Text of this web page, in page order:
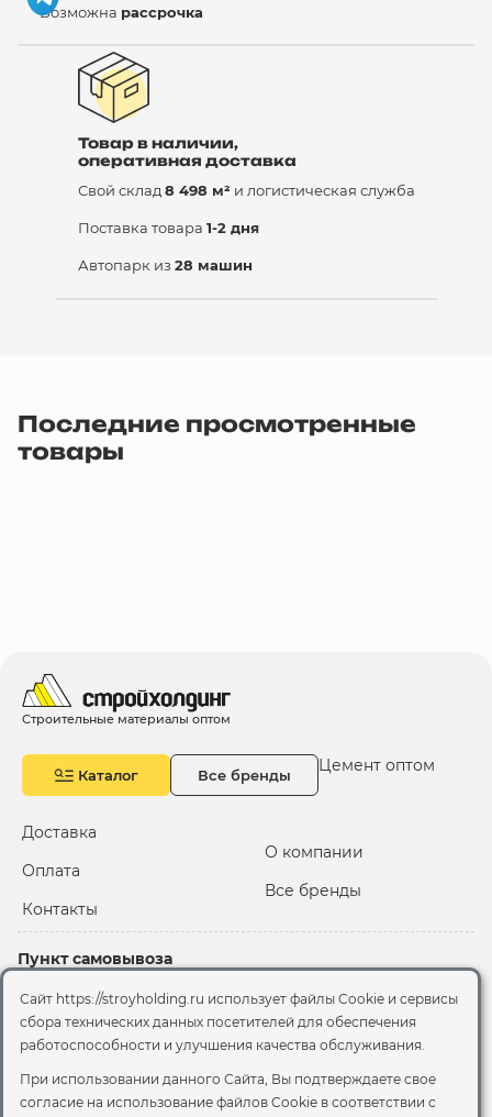
Возможна рассрочка
Товар в наличии,
оперативная доставка
Свой склад8 498 м² и логистическая служба
Поставка товара 1-2 дня
Автопарк из 28 машин
Последние просмотренные
товары
Строительные материалы оптом
Каталог Все бренды Цемент оптом
Доставка
Оплата
Контакты
О компании
Все бренды
Пункт самовывоза
2-й Иртышский проезд,
территория 2А стр.3
Офис
Москва, ул. Вятская, 49с1
Сайт https://stroyholding.ru использует файлы Cookie и сервисы
сбора технических данных посетителей для обеспечения
работоспособности и улучшения качества обслуживания.
При использовании данного Сайта, Вы подтверждаете свое
согласие на использование файлов Cookie в соответствии с